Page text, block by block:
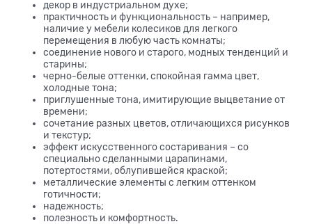
декор в индустриальном духе;
практичность и функциональность – например,
наличие у мебели колесиков для легкого
перемещения в любую часть комнаты;
соединение нового и старого, модных тенденций и
старины;
черно-белые оттенки, спокойная гамма цвет,
холодные тона;
приглушенные тона, имитирующие выцветание от
времени;
сочетание разных цветов, отличающихся рисунков
и текстур;
эффект искусственного состаривания – со
специально сделанными царапинами,
потертостями, облупившейся краской;
металлические элементы с легким оттенком
готичности;
надежность;
полезность и комфортность.